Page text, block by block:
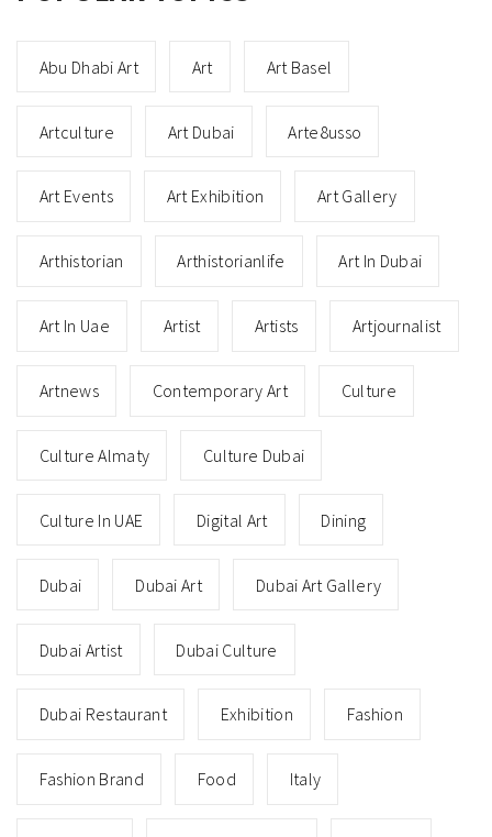
Abu Dhabi Art Art Art Basel
Artculture Art Dubai Arte8usso
Art Events Art Exhibition Art Gallery
Arthistorian Arthistorianlife Art In Dubai
Art In Uae Artist Artists Artjournalist
Artnews Contemporary Art Culture
Culture Almaty Culture Dubai
Culture In UAE Digital Art Dining
Dubai Dubai Art Dubai Art Gallery
Dubai Artist Dubai Culture
Dubai Restaurant Exhibition Fashion
Fashion Brand Food Italy